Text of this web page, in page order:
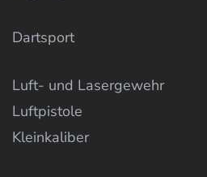
Dartsport
Luft- und Lasergewehr
Luftpistole
Kleinkaliber